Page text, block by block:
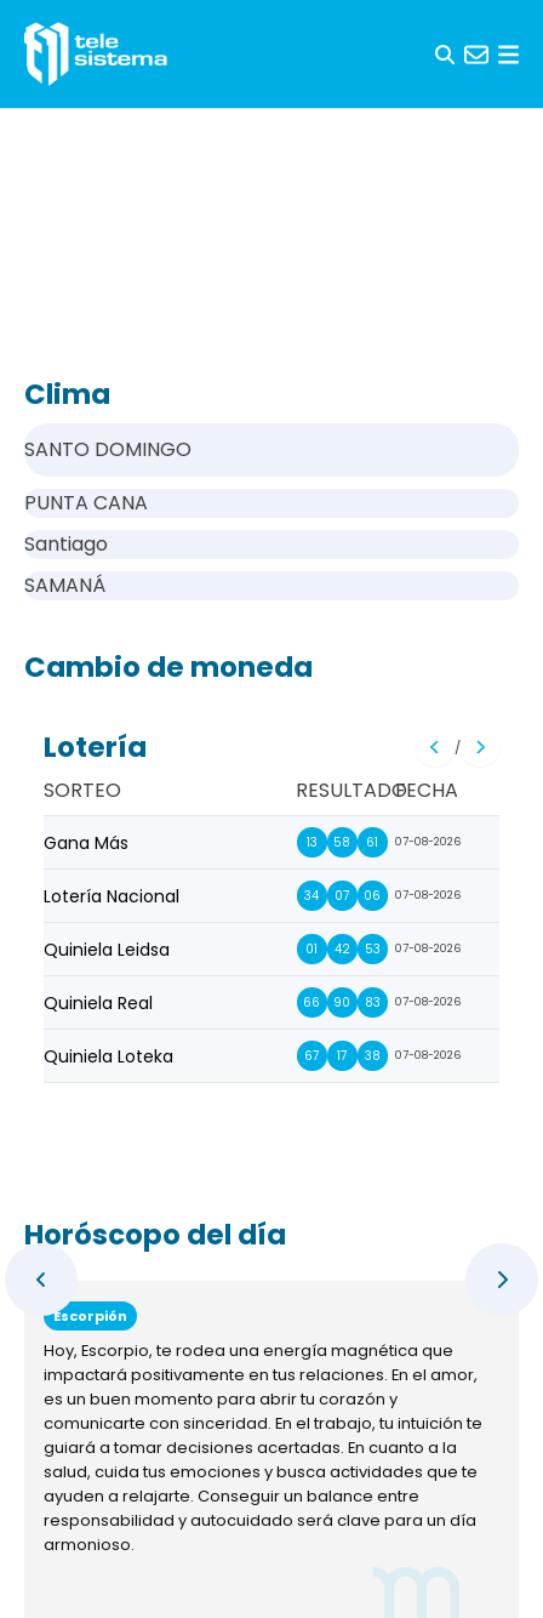
Clima
SANTO DOMINGO
PUNTA CANA
Santiago
SAMANÁ
Cambio de moneda
Lotería /
SORTEO RESULTADOFECHA
Gana Más 13 58 61 07-08-2026
Lotería Nacional 34 07 06 07-08-2026
Quiniela Leidsa 01 42 53 07-08-2026
Quiniela Real 66 90 83 07-08-2026
Quiniela Loteka 67 17 38 07-08-2026
Horóscopo del día
Escorpión
Hoy, Escorpio, te rodea una energía magnética que
impactará positivamente en tus relaciones. En el amor,
es un buen momento para abrir tu corazón y
comunicarte con sinceridad. En el trabajo, tu intuición te
guiará a tomar decisiones acertadas. En cuanto a la
salud, cuida tus emociones y busca actividades que te
ayuden a relajarte. Conseguir un balance entre
responsabilidad y autocuidado será clave para un día
armonioso.